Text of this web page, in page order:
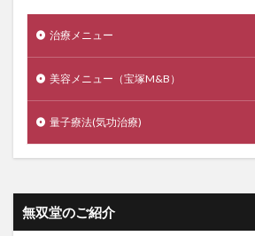
治療メニュー
美容メニュー（宝塚M&B）
量子療法(気功治療)
無双堂のご紹介